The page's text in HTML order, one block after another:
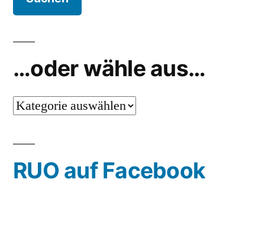
…oder wähle aus…
…
aus…
RUO auf Facebook